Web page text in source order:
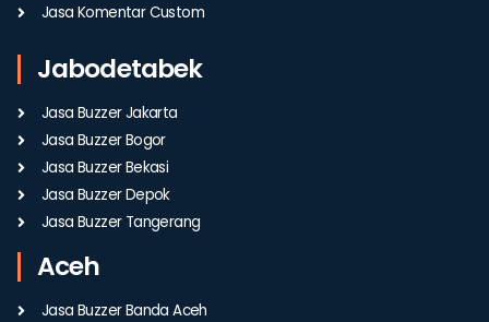
Jasa Komentar Custom
Jabodetabek
Jasa Buzzer Jakarta
Jasa Buzzer Bogor
Jasa Buzzer Bekasi
Jasa Buzzer Depok
Jasa Buzzer Tangerang
Aceh
Jasa Buzzer Banda Aceh